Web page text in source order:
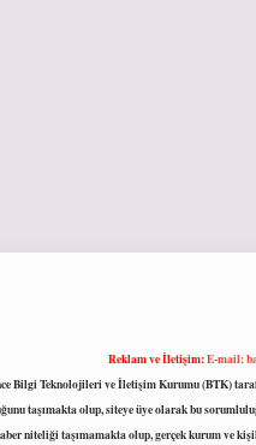
Reklam ve İletişim:E-mail:
Bilgi Teknolojileri ve İletişim Kurumu (BTK)
taşımakta olup, siteye üye olarak bu
niteliği taşımamakta olup, gerçek kurum ve